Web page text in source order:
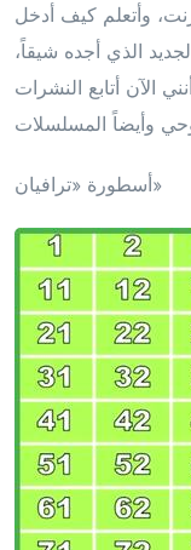
وأتعلم كيف أدخل
الذي أجده شيقاً،
الآن أتابع النشرات
أسطورة «ترافيان»